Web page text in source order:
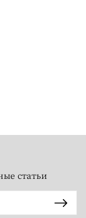
статьи